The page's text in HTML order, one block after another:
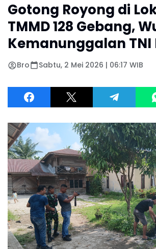
Gotong Royong di
TMMD 128 Gebang,
Kemanunggalan TNI
Bro Sabtu, 2 Mei 2026 | 06:17 WIB